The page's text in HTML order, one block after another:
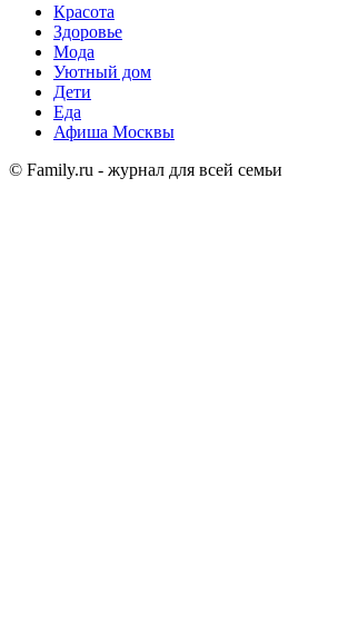
Красота
Здоровье
Мода
Уютный дом
Дети
Еда
Афиша Москвы
© Family.ru - журнал для всей семьи